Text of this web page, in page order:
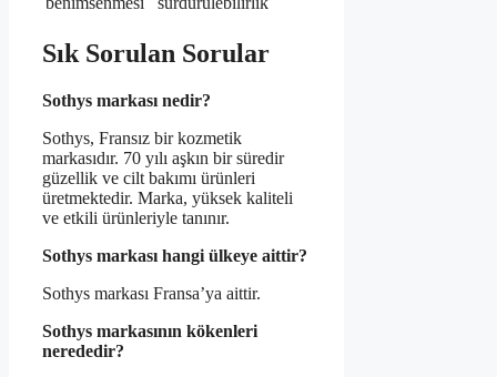
Sık Sorulan Sorular
Sothys markası nedir?
Sothys, Fransız bir kozmetik
markasıdır. 70 yılı aşkın bir süredir
güzellik ve cilt bakımı ürünleri
üretmektedir. Marka, yüksek kaliteli
ve etkili ürünleriyle tanınır.
Sothys markası hangi ülkeye aittir?
Sothys markası Fransa’ya aittir.
Sothys markasının kökenleri
nerededir?